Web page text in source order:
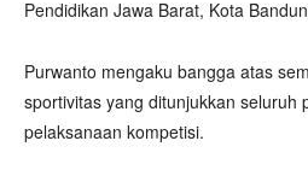
Pendidikan Jawa Barat, Kota
Purwanto mengaku bangga atas
sportivitas yang ditunjukkan seluruh
pelaksanaan kompetisi.